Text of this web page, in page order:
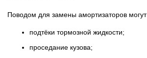
Поводом для замены амортизаторов могут
подтёки тормозной жидкости;
проседание кузова;